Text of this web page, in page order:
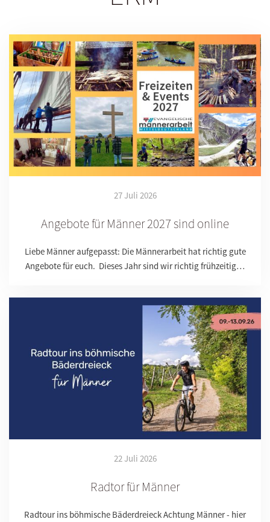
27 Juli 2026
Angebote für Männer 2027 sind online
Liebe Männer aufgepasst: Die Männerarbeit hat richtig gute
Angebote für euch. Dieses Jahr sind wir richtig frühzeitig…
22 Juli 2026
Radtor für Männer
Radtour ins böhmische Bäderdreieck Achtung Männer - hier